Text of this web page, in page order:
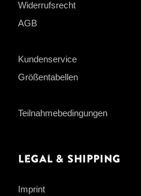
Widerrufsrecht
AGB
Kundenservice
Größentabellen
Teilnahmebedingungen
Legal & Shipping
Imprint